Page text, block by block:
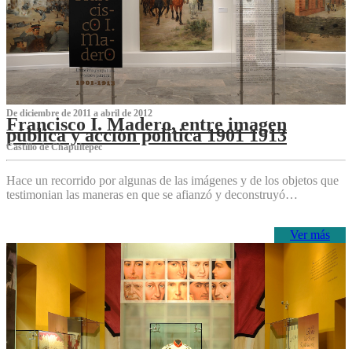
De diciembre de 2011 a abril de 2012
Francisco I. Madero, entre imagen
pública y acción política 1901 1913
Castillo de Chapultepec
Hace un recorrido por algunas de las imágenes y de los objetos que
testimonian las maneras en que se afianzó y deconstruyó…
Ver más